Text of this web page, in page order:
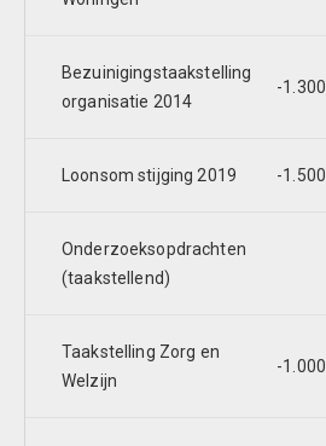
Bezuinigingstaakstelling
organisatie 2014
-1.300
Loonsom stijging 2019 -1.500
Onderzoeksopdrachten
(taakstellend)
Taakstelling Zorg en
Welzijn
-1.000